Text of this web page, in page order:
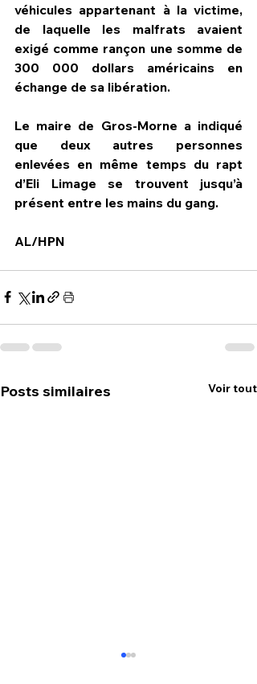
véhicules appartenant à la victime,
de laquelle les malfrats avaient
exigé comme rançon une somme de
300 000 dollars américains en
échange de sa libération.
Le maire de Gros-Morne a indiqué
que deux autres personnes
enlevées en même temps du rapt
d’Eli Limage se trouvent jusqu’à
présent entre les mains du gang.
AL/HPN
Posts similaires Voir tout